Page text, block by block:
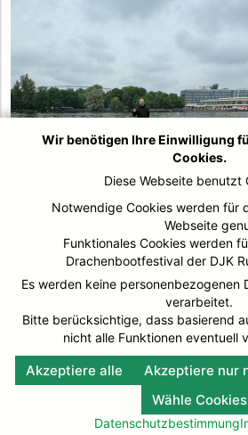
© DJK-Ruhrwacht 2026
Wir benötigen Ihre Einwilligung
Cookies.
Diese Webseite benutzt
Notwendige Cookies werden für
Webseite
Funktionales Cookies werden
Drachenbootfestival der DJK
Es werden keine personenbezogenen
verarbeitet.
Bitte berücksichtige, dass basierend
nicht alle Funktionen eventuell
Akzeptiere alle
Akzeptiere nur
Wähle Cookies
Datenschutzbestimmung